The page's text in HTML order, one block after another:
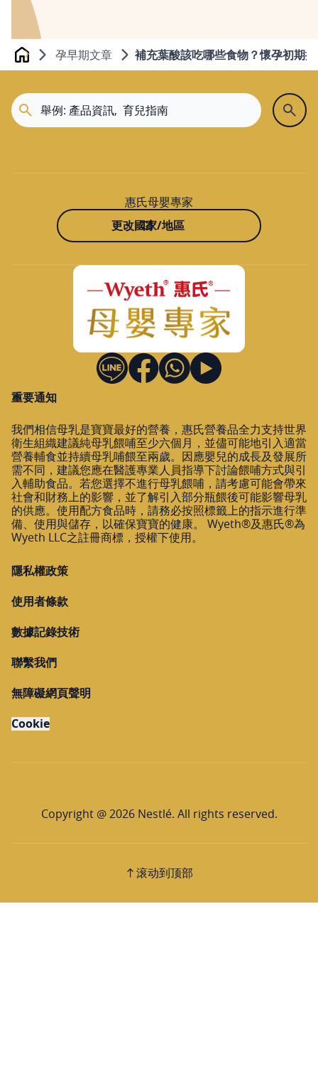
Home 孕早期文章 補充葉酸該吃哪些食物？懷孕初期
惠氏母嬰專家
更改國家/地區
重要通知
我們相信母乳是寶寶最好的營養，惠氏營養品全力支持世界
衛生組織建議純母乳餵哺至少六個月，並儘可能地引入適當
營養輔食並持續母乳哺餵至兩歲。因應嬰兒的成長及發展所
需不同，建議您應在醫護專業人員指導下討論餵哺方式與引
入輔助食品。若您選擇不進行母乳餵哺，請考慮可能會帶來
社會和財務上的影響，並了解引入部分瓶餵後可能影響母乳
的供應。使用配方食品時，請務必按照標籤上的指示進行準
備、使用與儲存，以確保寶寶的健康。 Wyeth®及惠氏®為
Wyeth LLC之註冊商標，授權下使用。
隱私權政策
使用者條款
數據記錄技術
聯繫我們
無障礙網頁聲明
Cookie
Copyright @ 2026 Nestlé. All rights reserved.
滚动到顶部